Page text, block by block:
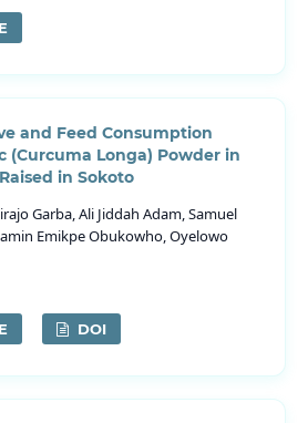
and Feed Consumption
(Curcuma Longa) Powder in
in Sokoto
Garba, Ali Jiddah Adam, Samuel
Emikpe Obukowho, Oyelowo
DOI